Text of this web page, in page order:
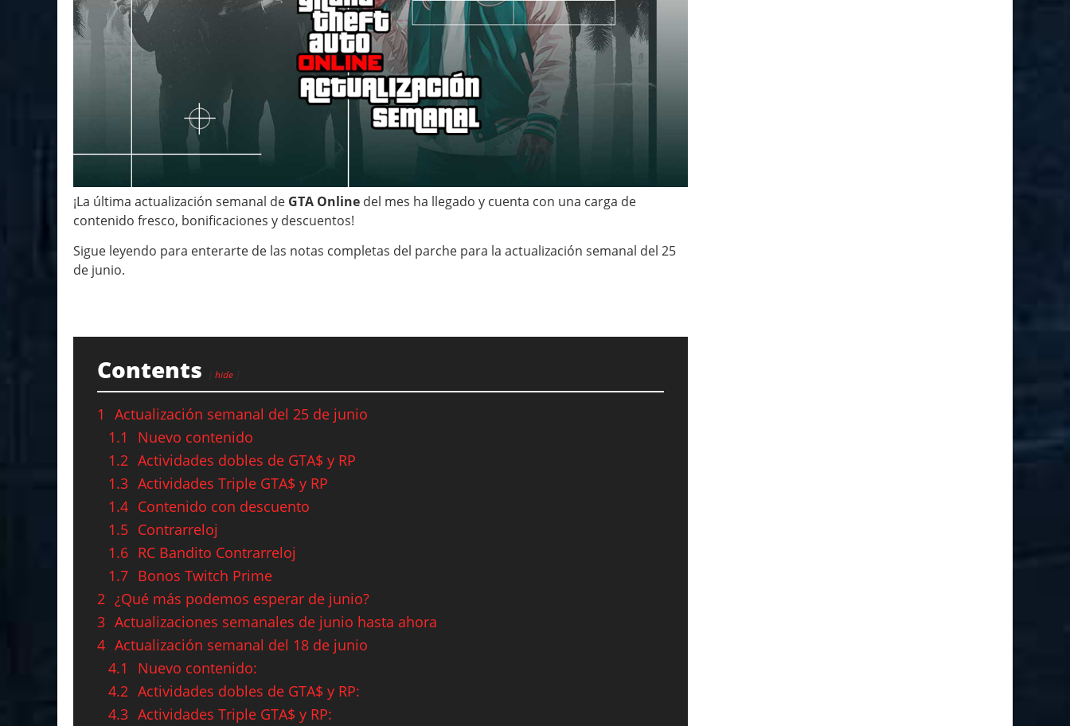
¡La última actualización semanal de GTA Online del mes ha llegado y cuenta con una carga de
contenido fresco, bonificaciones y descuentos!
Sigue leyendo para enterarte de las notas completas del parche para la actualización semanal del 25
de junio.
Contents hide
1
Actualización semanal del 25 de junio
1.1
Nuevo contenido
1.2 Actividades dobles de GTA$ y RP
1.3 Actividades Triple GTA$ y RP
1.4 Contenido con descuento
1.5 Contrarreloj
1.6 RC Bandito Contrarreloj
1.7 Bonos Twitch Prime
2 ¿Qué más podemos esperar de junio?
3 Actualizaciones semanales de junio hasta ahora
4 Actualización semanal del 18 de junio
4.1
Nuevo contenido:
4.2 Actividades dobles de GTA$ y RP:
4.3 Actividades Triple GTA$ y RP: